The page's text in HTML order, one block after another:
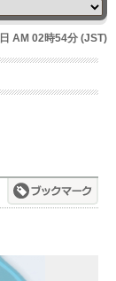
AM 02時54分 (JST)